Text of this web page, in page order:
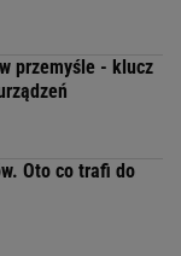
przemyśle - klucz
Oto co trafi do